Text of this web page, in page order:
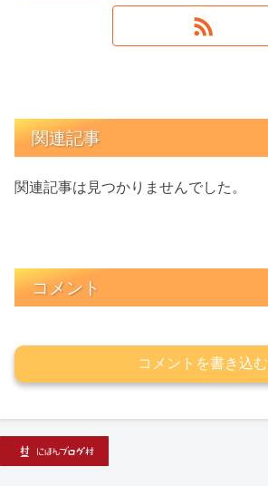
関連記事
関連記事は見つかりませんでした。
コメント
コメントを書き込む